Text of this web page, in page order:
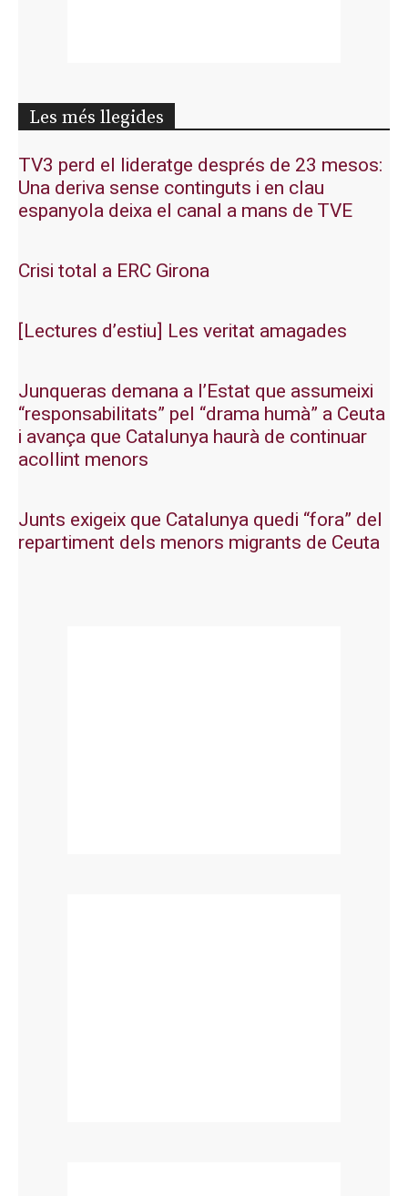
Les més llegides
TV3 perd el lideratge després de 23 mesos:
Una deriva sense continguts i en clau
espanyola deixa el canal a mans de TVE
Crisi total a ERC Girona
[Lectures d’estiu] Les veritat amagades
Junqueras demana a l’Estat que assumeixi
“responsabilitats” pel “drama humà” a Ceuta
i avança que Catalunya haurà de continuar
acollint menors
Junts exigeix que Catalunya quedi “fora” del
repartiment dels menors migrants de Ceuta